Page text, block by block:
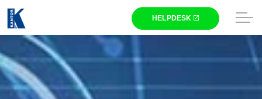
Skip to main content
Gaming